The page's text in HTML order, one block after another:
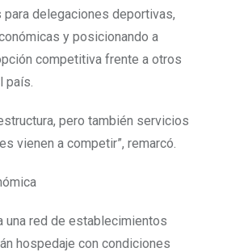
delegaciones deportivas,
y posicionando a
competitiva frente a otros
país.
pero también servicios
vienen a competir”, remarcó.
una red de establecimientos
hospedaje con condiciones